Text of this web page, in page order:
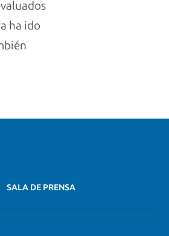
ha ido
SALA DE PRENSA